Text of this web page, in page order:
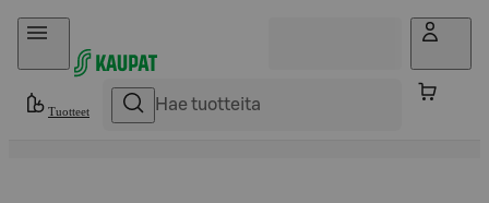
Hyppää sisältöön
Tuotteet